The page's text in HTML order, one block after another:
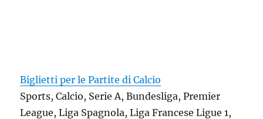
Biglietti per le Partite di Calcio
Sports, Calcio, Serie A, Bundesliga, Premier
League, Liga Spagnola, Liga Francese Ligue 1,